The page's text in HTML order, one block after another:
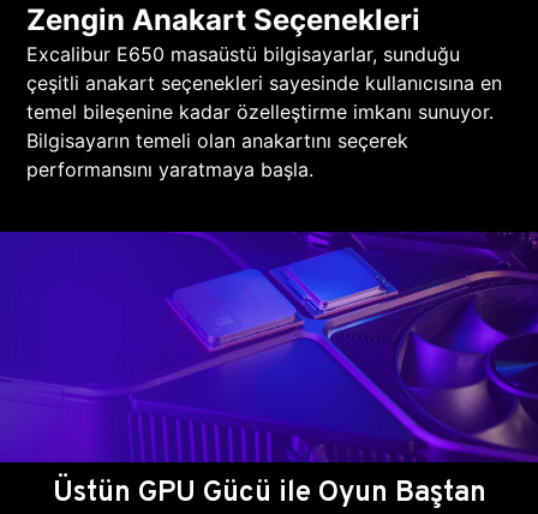
Zengin Anakart Seçenekleri
Excalibur E650 masaüstü bilgisayarlar, sunduğu
çeşitli anakart seçenekleri sayesinde kullanıcısına en
temel bileşenine kadar özelleştirme imkanı sunuyor.
Bilgisayarın temeli olan anakartını seçerek
performansını yaratmaya başla.
Üstün GPU Gücü ile Oyun Baştan